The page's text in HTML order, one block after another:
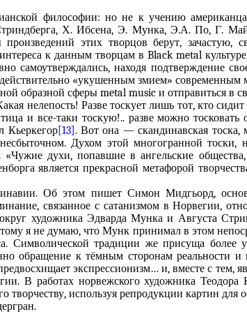
философии: но не к учению
Х. Ибсена, Э. Мунка, Э.А. По, Г.
этих творцов берут, зачастую,
к данным творцам в Black metal
самоутверждались, находя подтверждение
«укушенным змием» современным
образной сферы metal music и отправиться в
нелепость! Разве тоскует лишь тот, кто
и все-таки тоскую!.. разве можно
Кьеркегор[13] . Вот она — скандинавская тоска,
Духом этой многогранной тоски,
духи, попавшие в ангельские общества,
является прекрасной метафорой
Об этом пишет Симон Мидгьорд,
связанное с сатанизмом в Норвегии,
художника Эдварда Мунка и Августа
я не думаю, что Мунк принимал в этом
традиции же присуща более
обращение к тёмным сторонам реальности и
экспрессионизм… и, вместе с тем,
В работах норвежского художника Теодора
используя репродукции картин для